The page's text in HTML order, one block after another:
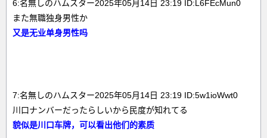
6:名無しのハムスター2025年05月14日 23:19 ID:L6FEcMun0
また無職独身男性か
又是无业单身男性吗
7:名無しのハムスター2025年05月14日 23:19 ID:5w1ioWwt0
川口ナンバーだったらしいから民度が知れてる
貌似是川口车牌，可以看出他们的素质